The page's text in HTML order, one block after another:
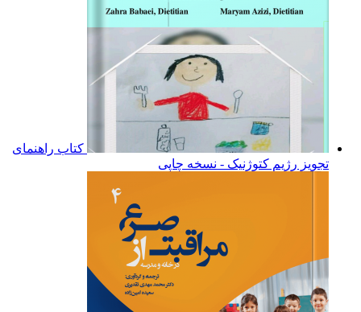
کتاب راهنمای
تجویز رژیم کتوژنیک - نسخه چاپی